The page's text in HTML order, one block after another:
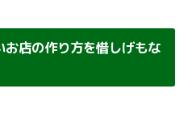
店の作り方を惜しげもな